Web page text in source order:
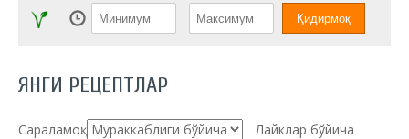
ЯНГИ РЕЦЕПТЛАР
Сараламоқ:
Лайклар бўйича